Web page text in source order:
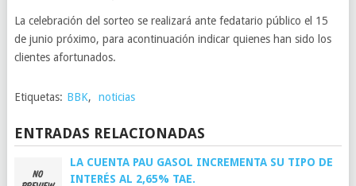
La celebración del sorteo se realizará ante fedatario público el 15
de junio próximo, para acontinuación indicar quienes han sido los
clientes afortunados.
Etiquetas: BBK, noticias
ENTRADAS RELACIONADAS
LA CUENTA PAU GASOL INCREMENTA SU TIPO DE
INTERÉS AL 2,65% TAE.